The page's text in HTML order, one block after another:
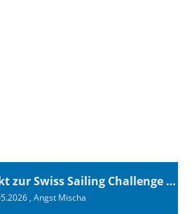
Erfolgreicher Auftakt zur Swiss Sailing Challenge League 2026
, Angst Mischa